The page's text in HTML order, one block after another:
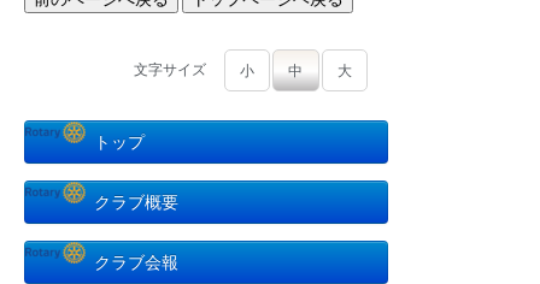
文字サイズ 小 中 大
トップ
クラブ概要
クラブ会報